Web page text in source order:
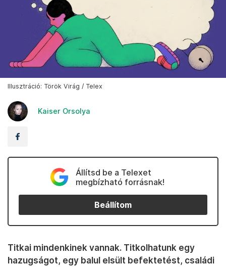
Illusztráció: Török Virág / Telex
Kaiser Orsolya
Állítsd be a Telexet
megbízható forrásnak!
Beállítom
Titkai mindenkinek vannak. Titkolhatunk egy
hazugságot, egy balul elsült befektetést, családi